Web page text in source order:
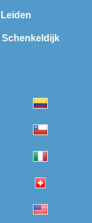
Leiden
Schenkeldijk